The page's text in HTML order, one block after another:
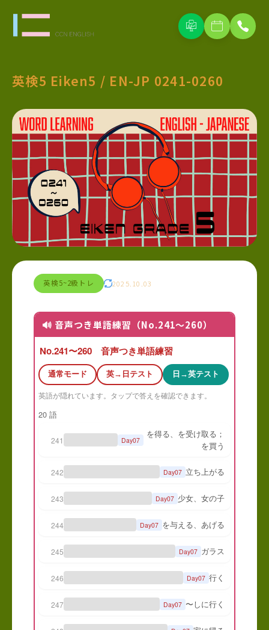
英検5 Eiken5 / EN-JP 0241-0260
2025.10.03
英検5~2級トレ
🔊 音声つき単語練習（No.241〜260）